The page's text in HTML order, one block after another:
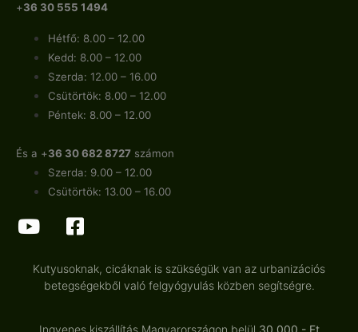
+36 30 555 1494
Hétfő: 8.00 – 12.00
Kedd: 8.00 – 12.00
Szerda: 12.00 – 16.00
Csütörtök: 8.00 – 12.00
Péntek: 8.00 – 12.00
És a +36 30 682 8727 számon
Szerda: 9.00 – 12.00
Csütörtök: 13.00 – 16.00
Kutyusoknak, cicáknak is szükségük van az urbanizációs
betegségekből való felgyógyulás közben segítségre.
Ingyenes kiszállítás Magyarországon belül 30.000.- Ft